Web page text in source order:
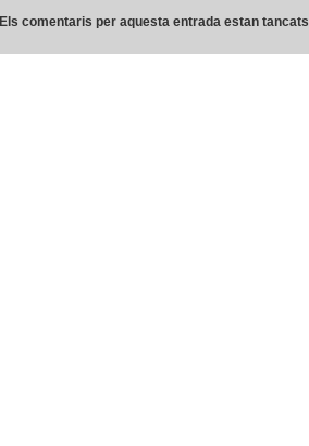
Els comentaris per aquesta entrada estan tancats